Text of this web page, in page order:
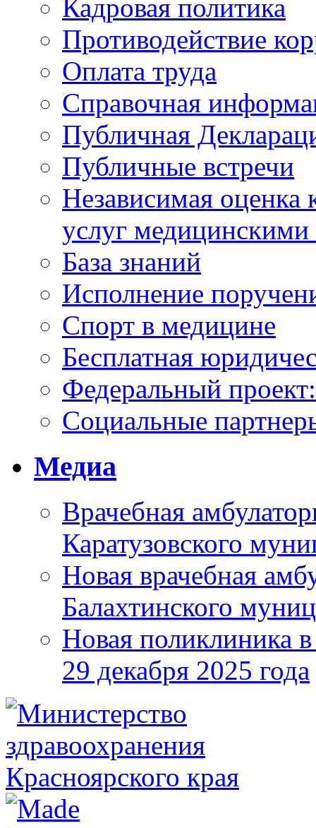
Кадровая политика
Противодействие
Оплата труда
Справочная
Публичная
Публичные встречи
Независимая оценка
услуг
База знаний
Исполнение
Спорт в медицине
Бесплатная
Федеральный
Социальные
Медиа
Врачебная
Каратузовского
Новая врачебная
Балахтинского
Новая поликлиника
29 декабря 2025 года